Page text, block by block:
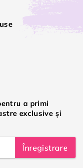
a primi
exclusive și
Înregistrare